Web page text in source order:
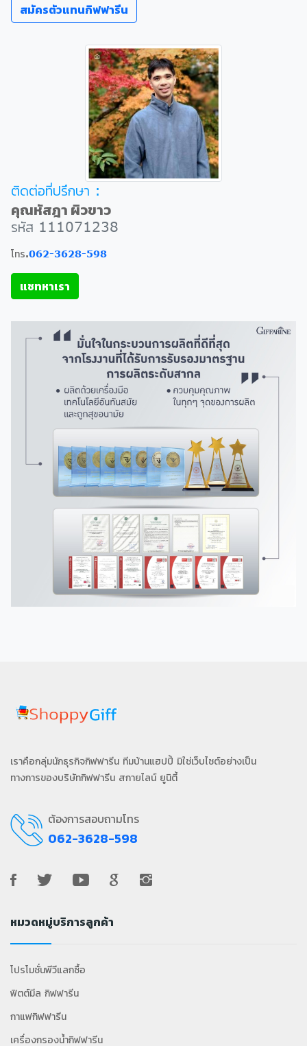
สมัครตัวแทนกิฟฟารีน
ติดต่อที่ปรึกษา :
คุณหัสฎา ผิวขาว
รหัส 111071238
โทร.062-3628-598
แชทหาเรา
เราคือกลุ่มนักธุรกิจกิฟฟารีน ทีมบ้านแฮปปี้ มิใช่เว็บไซต์อย่างเป็น
ทางการของบริษัทกิฟฟารีน สกายไลน์ ยูนิตี้
ต้องการสอบถามโทร
062-3628-598
หมวดหมู่บริการลูกค้า
โปรโมชั่นพีวีแลกซื้อ
ฟิตต์มีล กิฟฟารีน
กาแฟกิฟฟารีน
เครื่องกรองน้ำกิฟฟารีน